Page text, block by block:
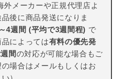
外メーカーや正規代理店よ
後に商品発送になりま
4週間 (平均で3週間程) で
によっては有料の優先発
間の対応が可能な場合もご
場合はメールもしくはお